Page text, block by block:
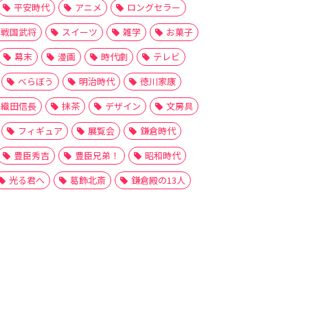
平安時代
アニメ
ロングセラー
戦国武将
スイーツ 雑学
お菓子
幕末
漫画 時代劇
テレビ
べらぼう
明治時代
徳川家康
織田信長
抹茶 デザイン
文房具
フィギュア
展覧会
鎌倉時代
豊臣秀吉
豊臣兄弟！
昭和時代
光る君へ
葛飾北斎 鎌倉殿の13人